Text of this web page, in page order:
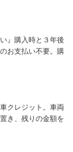
』購入時と３年後
お支払い不要。購
クレジット。車両
き、残りの金額を